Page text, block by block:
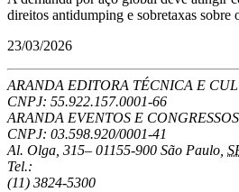
direitos antidumping e sobretaxas sobre
23/03/2026
ARANDA EDITORA TÉCNICA E
CNPJ: 55.922.157.0001-66
ARANDA EVENTOS E CONGRESSOS
CNPJ: 03.598.920/0001-41
Al. Olga, 315– 01155-900 São Paulo
Tel.:
(11) 3824-5300